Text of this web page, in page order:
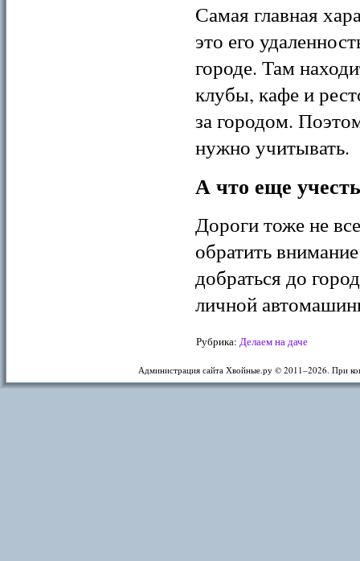
Самая главная
это его
городе. Там
клубы, кафе и
за городом.
нужно учитывать.
А что еще
Дороги тоже не
обратить
добраться до
личной
Рубрика: Делаем на даче
Администрация сайта Хвойные.ру © 2011–2026. При